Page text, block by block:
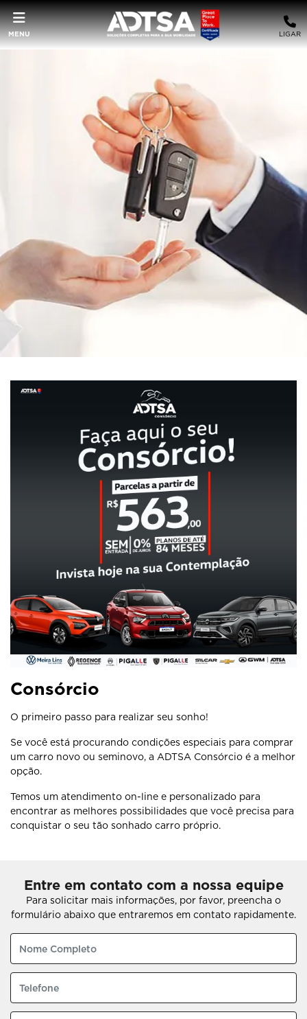
MENU LIGAR
Consórcio
O primeiro passo para realizar seu sonho!
Se você está procurando condições especiais para comprar
um carro novo ou seminovo, a ADTSA Consórcio é a melhor
opção.
Temos um atendimento on-line e personalizado para
encontrar as melhores possibilidades que você precisa para
conquistar o seu tão sonhado carro próprio.
Entre em contato com a nossa equipe
Para solicitar mais informações, por favor, preencha o
formulário abaixo que entraremos em contato rapidamente.